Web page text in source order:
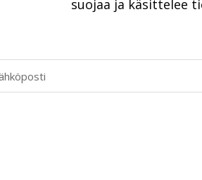
suojaa ja käsittelee